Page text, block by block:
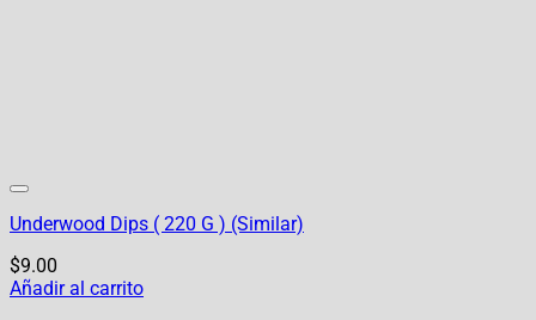
Underwood Dips ( 220 G ) (Similar)
$9.00
Añadir al carrito